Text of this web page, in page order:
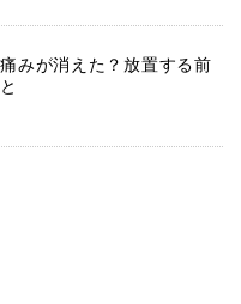
みが消えた？放置する前